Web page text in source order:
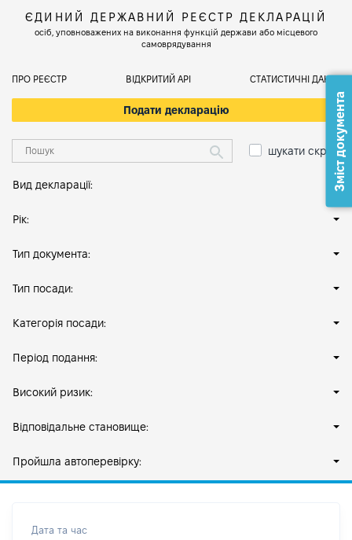
ЄДИНИЙ ДЕРЖАВНИЙ РЕЄСТР ДЕКЛАРАЦІЙ
осіб, уповноважених на виконання функцій держави або місцевого
самоврядування
ПРО РЕЄСТР ВІДКРИТИЙ АРІ СТАТИСТИЧНІ ДАНІ
Подати декларацію
шукати скрізь
Вид декларації:
Рік:
Тип документа:
Тип посади:
Категорія посади:
Період подання:
Високий ризик:
Відповідальне становище:
Пройшла автоперевірку:
Дата та час
Зміст документа